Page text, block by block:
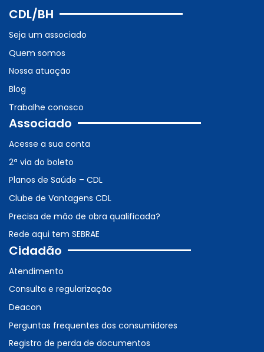
CDL/BH
Seja um associado
Quem somos
Nossa atuação
Blog
Trabalhe conosco
Associado
Acesse a sua conta
2ª via do boleto
Planos de Saúde – CDL
Clube de Vantagens CDL
Precisa de mão de obra qualificada?
Rede aqui tem SEBRAE
Cidadão
Atendimento
Consulta e regularização
Deacon
Perguntas frequentes dos consumidores
Registro de perda de documentos